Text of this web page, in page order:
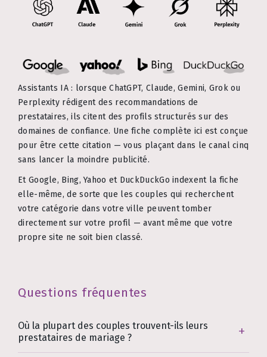
Assistants IA : lorsque ChatGPT, Claude, Gemini, Grok ou
Perplexity rédigent des recommandations de
prestataires, ils citent des profils structurés sur des
domaines de confiance. Une fiche complète ici est conçue
pour être cette citation — vous plaçant dans le canal cinq
sans lancer la moindre publicité.
Et Google, Bing, Yahoo et DuckDuckGo indexent la fiche
elle-même, de sorte que les couples qui recherchent
votre catégorie dans votre ville peuvent tomber
directement sur votre profil — avant même que votre
propre site ne soit bien classé.
Questions fréquentes
Où la plupart des couples trouvent-ils leurs
prestataires de mariage ?